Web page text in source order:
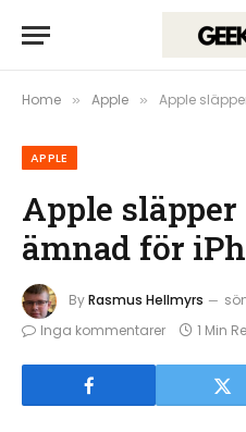
Home » Apple » Apple släpper
APPLE
Apple släpper
ämnad för
ByRasmus Hellmyrs
Inga kommentarer
1 Min